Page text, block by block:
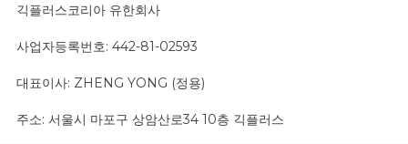
긱플러스코리아 유한회사
사업자등록번호: 442-81-02593
대표이사: ZHENG YONG (정용)
주소: 서울시 마포구 상암산로34 10층 긱플러스